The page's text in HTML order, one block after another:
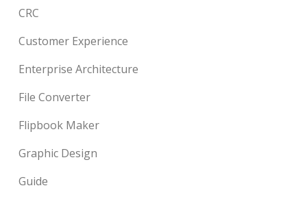
CRC
Customer Experience
Enterprise Architecture
File Converter
Flipbook Maker
Graphic Design
Guide